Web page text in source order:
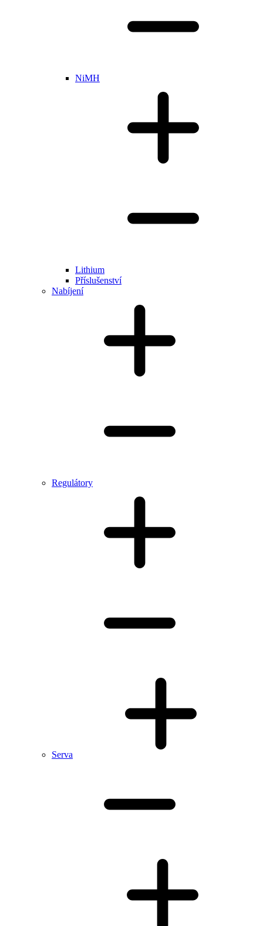
NiMH
Lithium
Příslušenství
Nabíjení
Regulátory
Serva